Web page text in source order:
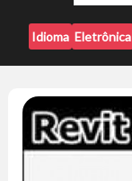
Idioma Eletrônica